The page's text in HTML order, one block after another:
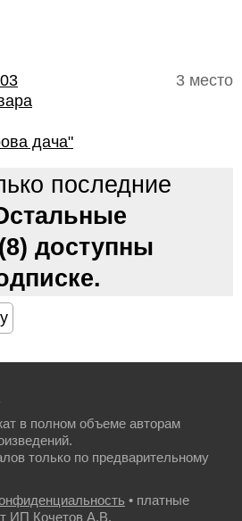
3 место
дача"
последние
доступны
в полном объеме авторам
только по предварительному
• платные
ИП Кочетов А.В.